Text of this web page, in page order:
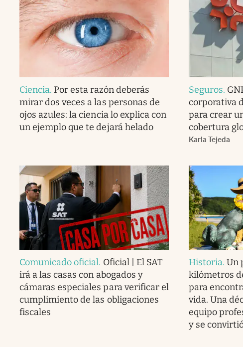
Ciencia. Por esta razón deberás
mirar dos veces a las personas de
ojos azules: la ciencia lo explica con
un ejemplo que te dejará helado
Seguros.
corporativa
para crear
cobertura
Karla Tejeda
Comunicado oficial. Oficial | El SAT
irá a las casas con abogados y
cámaras especiales para verificar el
cumplimiento de las obligaciones
fiscales
Historia.Un
kilómetros
para
vida. Una
equipo
y se